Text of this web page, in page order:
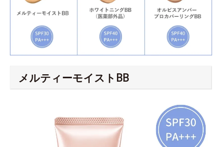
メルティーモイストBB